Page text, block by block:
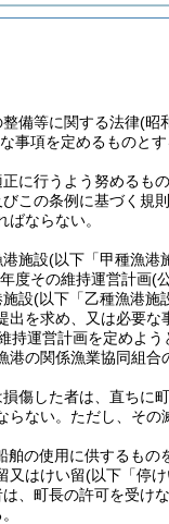
備等に関する法律(昭
事項を定めるものとす
に行うよう努めるもの
この条例に基づく規
ならない。
施設(以下「甲種漁港
度その維持運営計画(
設(以下「乙種漁港施
を求め、又は必要な
持運営計画を定めよう
の関係漁業協同組合
傷した者は、直ちに
ない。 ただし、その
舶の使用に供するもの
又はけい留(以下「停
、町長の許可を受けな